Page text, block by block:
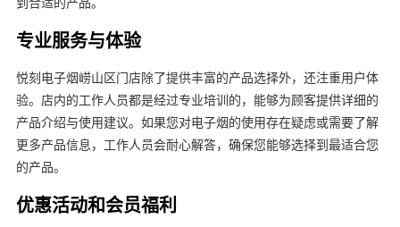
专业服务与体验
悦刻电子烟崂山区门店除了提供丰富的产品选择外，还注重用户体
验。店内的工作人员都是经过专业培训的，能够为顾客提供详细的
产品介绍与使用建议。如果您对电子烟的使用存在疑虑或需要了解
更多产品信息，工作人员会耐心解答，确保您能够选择到最适合您
的产品。
优惠活动和会员福利